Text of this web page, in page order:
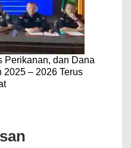
Perikanan, dan Dana
2025 – 2026 Terus